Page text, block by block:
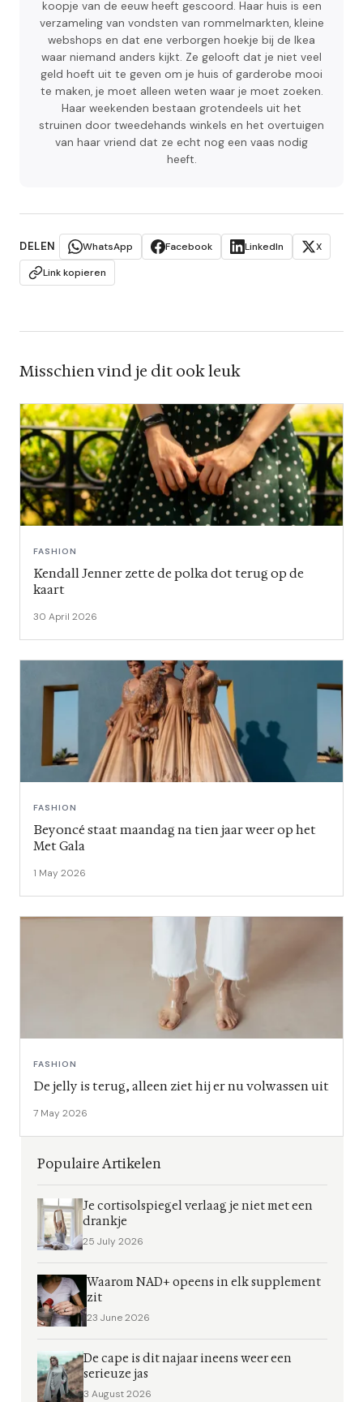
koopje van de eeuw heeft gescoord. Haar huis is een
verzameling van vondsten van rommelmarkten, kleine
webshops en dat ene verborgen hoekje bij de Ikea
waar niemand anders kijkt. Ze gelooft dat je niet veel
geld hoeft uit te geven om je huis of garderobe mooi
te maken, je moet alleen weten waar je moet zoeken.
Haar weekenden bestaan grotendeels uit het
struinen door tweedehands winkels en het overtuigen
van haar vriend dat ze echt nog een vaas nodig
heeft.
DELEN WhatsApp Facebook LinkedIn
X
Link kopieren
Misschien vind je dit ook leuk
FASHION
Kendall Jenner zette de polka dot terug op de
kaart
30 April 2026
FASHION
Beyoncé staat maandag na tien jaar weer op het
Met Gala
1 May 2026
FASHION
De jelly is terug, alleen ziet hij er nu volwassen uit
7 May 2026
Populaire Artikelen
Je cortisolspiegel verlaag je niet met een
drankje
25 July 2026
Waarom NAD+ opeens in elk supplement
zit
23 June 2026
De cape is dit najaar ineens weer een
serieuze jas
3 August 2026